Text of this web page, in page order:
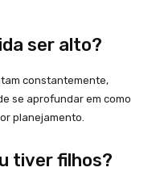
ser alto?
constantemente,
se aprofundar em como
planejamento.
tiver filhos?